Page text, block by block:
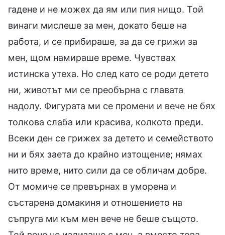
гадене и не можех да ям или пия нищо. Той
винаги мислеше за мен, докато беше на
работа, и се прибираше, за да се грижи за
мен, щом намираше време. Чувствах
истинска утеха. Но след като се роди детето
ни, животът ми се преобърна с главата
надолу. Фигурата ми се промени и вече не бях
толкова слаба или красива, колкото преди.
Всеки ден се грижех за детето и семейството
ни и бях заета до крайно изтощение; нямах
нито време, нито сили да се обличам добре.
От момиче се превърнах в уморена и
състарена домакиня и отношението на
съпруга ми към мен вече не беше същото.